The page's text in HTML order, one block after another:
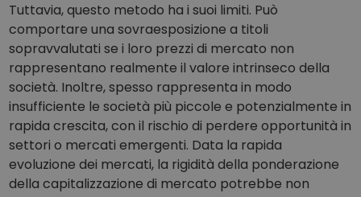
Tuttavia, questo metodo ha i suoi limiti. Può
comportare una sovraesposizione a titoli
sopravvalutati se i loro prezzi di mercato non
rappresentano realmente il valore intrinseco della
società. Inoltre, spesso rappresenta in modo
insufficiente le società più piccole e potenzialmente in
rapida crescita, con il rischio di perdere opportunità in
settori o mercati emergenti. Data la rapida
evoluzione dei mercati, la rigidità della ponderazione
della capitalizzazione di mercato potrebbe non